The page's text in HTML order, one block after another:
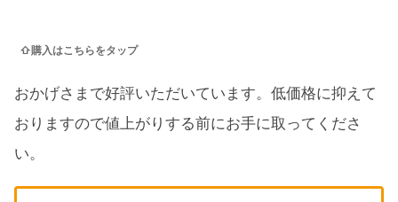
⇧購入はこちらをタップ
おかげさまで好評いただいています。低価格に抑えて
おりますので値上がりする前にお手に取ってくださ
い。